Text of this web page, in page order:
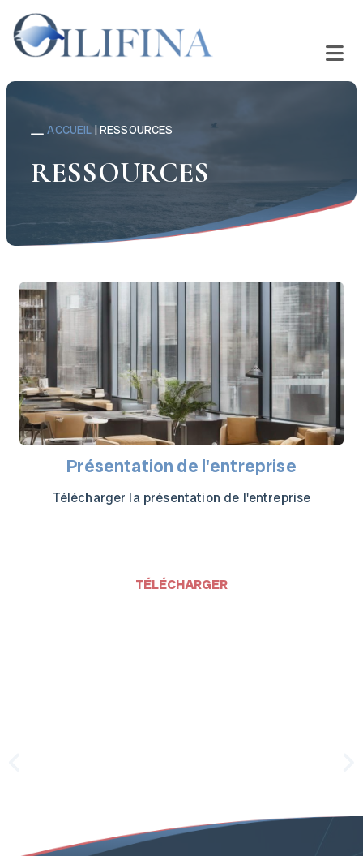
ACCUEIL |RESSOURCES
RESSOURCES
Présentation de l'entreprise
Télécharger la présentation de l'entreprise
TÉLÉCHARGER